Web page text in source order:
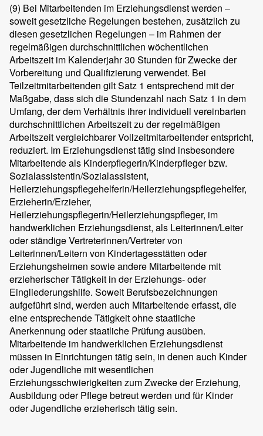
(9) Bei Mitarbeitenden im Erziehungsdienst werden –
soweit gesetzliche Regelungen bestehen, zusätzlich zu
diesen gesetzlichen Regelungen – im Rahmen der
regelmäßigen durchschnittlichen wöchentlichen
Arbeitszeit im Kalenderjahr 30 Stunden für Zwecke der
Vorbereitung und Qualifizierung verwendet. Bei
Teilzeitmitarbeitenden gilt Satz 1 entsprechend mit der
Maßgabe, dass sich die Stundenzahl nach Satz 1 in dem
Umfang, der dem Verhältnis ihrer individuell vereinbarten
durchschnittlichen Arbeitszeit zu der regelmäßigen
Arbeitszeit vergleichbarer Vollzeitmitarbeitender entspricht,
reduziert. Im Erziehungsdienst tätig sind insbesondere
Mitarbeitende als Kinderpflegerin/Kinderpfleger bzw.
Sozialassistentin/Sozialassistent,
Heilerziehungspflegehelferin/Heilerziehungspflegehelfer,
Erzieherin/Erzieher,
Heilerziehungspflegerin/Heilerziehungspfleger, im
handwerklichen Erziehungsdienst, als Leiterinnen/Leiter
oder ständige Vertreterinnen/Vertreter von
Leiterinnen/Leitern von Kindertagesstätten oder
Erziehungsheimen sowie andere Mitarbeitende mit
erzieherischer Tätigkeit in der Erziehungs- oder
Eingliederungshilfe. Soweit Berufsbezeichnungen
aufgeführt sind, werden auch Mitarbeitende erfasst, die
eine entsprechende Tätigkeit ohne staatliche
Anerkennung oder staatliche Prüfung ausüben.
Mitarbeitende im handwerklichen Erziehungsdienst
müssen in Einrichtungen tätig sein, in denen auch Kinder
oder Jugendliche mit wesentlichen
Erziehungsschwierigkeiten zum Zwecke der Erziehung,
Ausbildung oder Pflege betreut werden und für Kinder
oder Jugendliche erzieherisch tätig sein.